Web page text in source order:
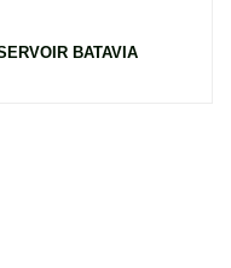
BATAVIA